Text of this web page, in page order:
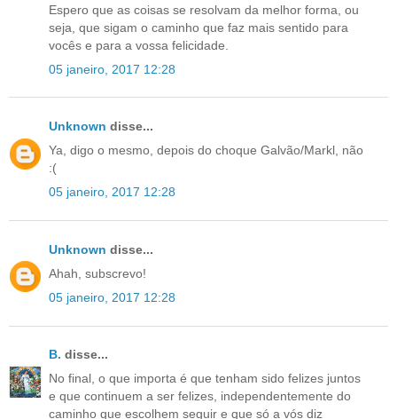
Espero que as coisas se resolvam da melhor forma, ou
seja, que sigam o caminho que faz mais sentido para
vocês e para a vossa felicidade.
05 janeiro, 2017 12:28
Unknown disse...
Ya, digo o mesmo, depois do choque Galvão/Markl, não
:(
05 janeiro, 2017 12:28
Unknown disse...
Ahah, subscrevo!
05 janeiro, 2017 12:28
B. disse...
No final, o que importa é que tenham sido felizes juntos
e que continuem a ser felizes, independentemente do
caminho que escolhem seguir e que só a vós diz